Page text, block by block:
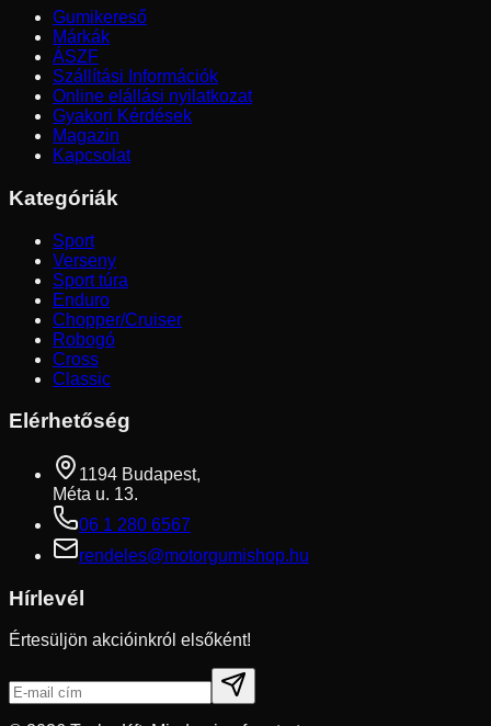
Gumikereső
Márkák
ÁSZF
Szállítási Információk
Online elállási nyilatkozat
Gyakori Kérdések
Magazin
Kapcsolat
Kategóriák
Sport
Verseny
Sport túra
Enduro
Chopper/Cruiser
Robogó
Cross
Classic
Elérhetőség
1194 Budapest,
Méta u. 13.
06 1 280 6567
rendeles@motorgumishop.hu
Hírlevél
Értesüljön akcióinkról elsőként!